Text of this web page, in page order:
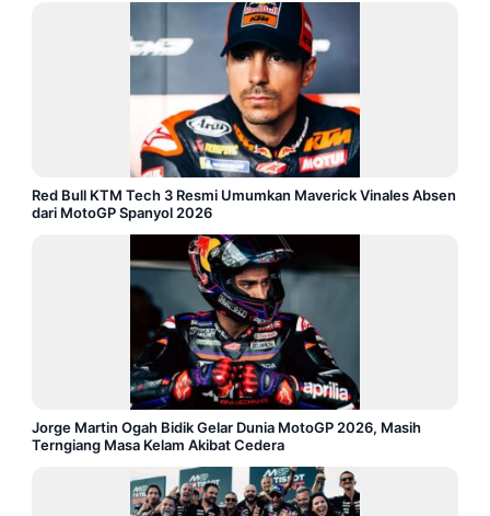
Red Bull KTM Tech 3 Resmi Umumkan Maverick Vinales Absen
dari MotoGP Spanyol 2026
Jorge Martin Ogah Bidik Gelar Dunia MotoGP 2026, Masih
Terngiang Masa Kelam Akibat Cedera